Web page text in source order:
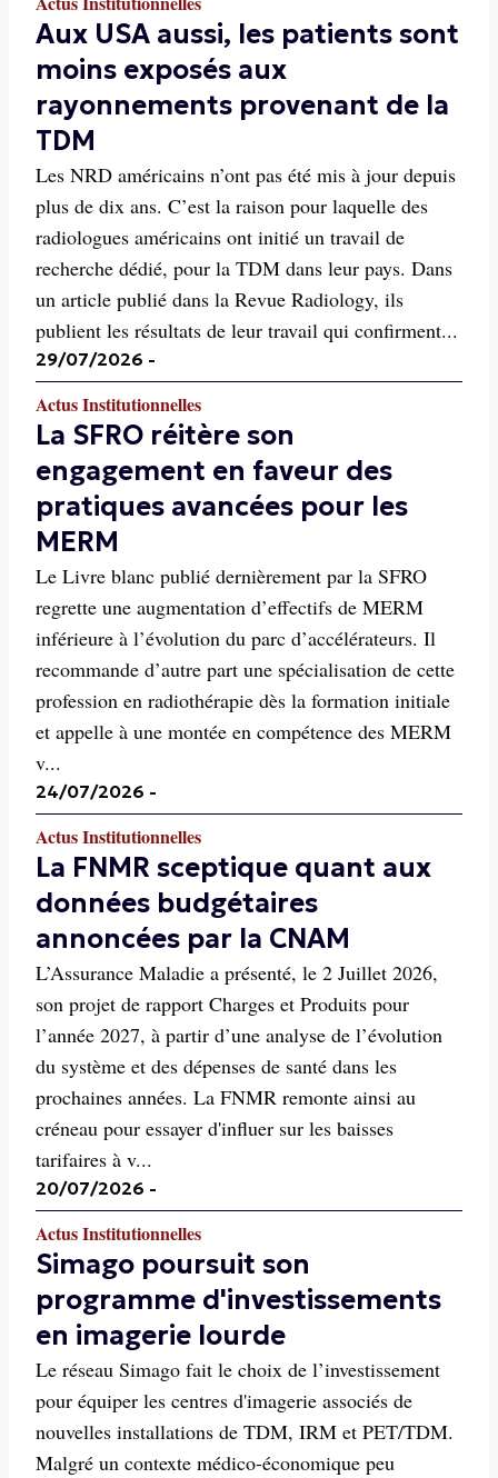
Aux USA aussi, les patients sont
moins exposés aux
rayonnements provenant de la
TDM
Les NRD américains n’ont pas été mis à jour depuis
plus de dix ans. C’est la raison pour laquelle des
radiologues américains ont initié un travail de
recherche dédié, pour la TDM dans leur pays. Dans
un article publié dans la Revue Radiology, ils
publient les résultats de leur travail qui confirment...
29/07/2026 -
Actus Institutionnelles
La SFRO réitère son
engagement en faveur des
pratiques avancées pour les
MERM
Le Livre blanc publié dernièrement par la SFRO
regrette une augmentation d’effectifs de MERM
inférieure à l’évolution du parc d’accélérateurs. Il
recommande d’autre part une spécialisation de cette
profession en radiothérapie dès la formation initiale
et appelle à une montée en compétence des MERM
v...
24/07/2026 -
Actus Institutionnelles
La FNMR sceptique quant aux
données budgétaires
annoncées par la CNAM
L’Assurance Maladie a présenté, le 2 Juillet 2026,
son projet de rapport Charges et Produits pour
l’année 2027, à partir d’une analyse de l’évolution
du système et des dépenses de santé dans les
prochaines années. La FNMR remonte ainsi au
créneau pour essayer d'influer sur les baisses
tarifaires à v...
20/07/2026 -
Actus Institutionnelles
Simago poursuit son
programme d'investissements
en imagerie lourde
Le réseau Simago fait le choix de l’investissement
pour équiper les centres d'imagerie associés de
nouvelles installations de TDM, IRM et PET/TDM.
Malgré un contexte médico-économique peu